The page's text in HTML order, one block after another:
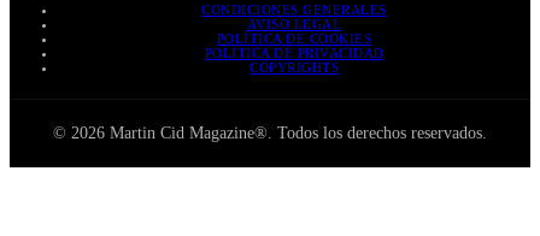
CONDICIONES GENERALES
AVISO LEGAL
POLÍTICA DE COOKIES
POLÍTICA DE PRIVACIDAD
COPYRIGHTS
© 2026 Martin Cid Magazine®. Todos los derechos reservados.